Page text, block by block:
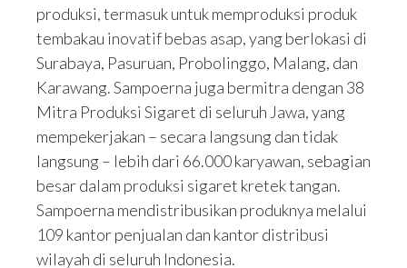
produksi, termasuk untuk memproduksi produk
tembakau inovatif bebas asap, yang berlokasi di
Surabaya, Pasuruan, Probolinggo, Malang, dan
Karawang. Sampoerna juga bermitra dengan 38
Mitra Produksi Sigaret di seluruh Jawa, yang
mempekerjakan – secara langsung dan tidak
langsung – lebih dari 66.000 karyawan, sebagian
besar dalam produksi sigaret kretek tangan.
Sampoerna mendistribusikan produknya melalui
109 kantor penjualan dan kantor distribusi
wilayah di seluruh Indonesia.